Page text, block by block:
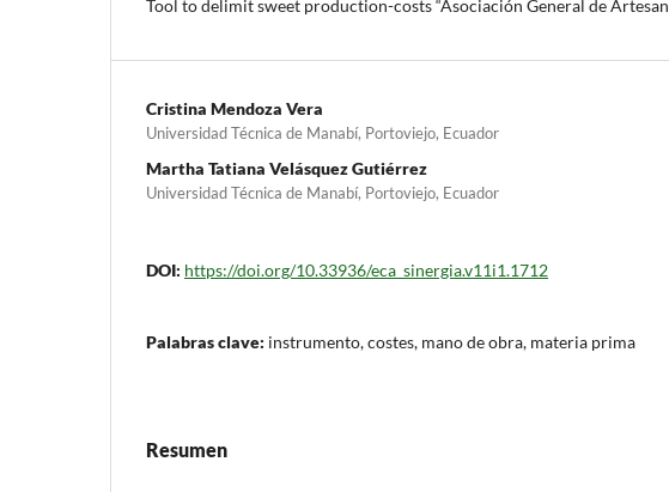
Tool to delimit sweet production-costs “Asociación General de
Cristina Mendoza Vera
Universidad Técnica de Manabí, Portoviejo, Ecuador
Martha Tatiana Velásquez Gutiérrez
Universidad Técnica de Manabí, Portoviejo, Ecuador
DOI: https://doi.org/10.33936/eca_sinergia.v11i1.1712
Palabras clave: instrumento, costes, mano de obra, materia prima
Resumen